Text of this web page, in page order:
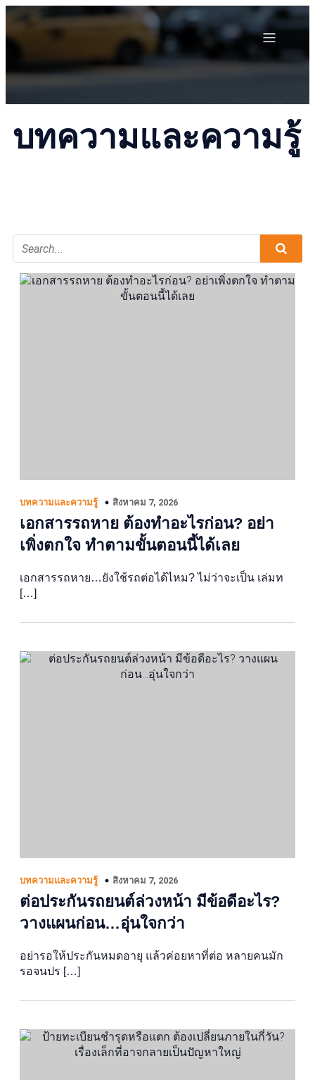
บทความและความรู้
บทความและความรู้ สิงหาคม 7, 2026
เอกสารรถหาย ต้องทำอะไรก่อน? อย่า
เพิ่งตกใจ ทำตามขั้นตอนนี้ได้เลย
เอกสารรถหาย…ยังใช้รถต่อได้ไหม? ไม่ว่าจะเป็น เล่มท
[…]
บทความและความรู้ สิงหาคม 7, 2026
ต่อประกันรถยนต์ล่วงหน้า มีข้อดีอะไร?
วางแผนก่อน…อุ่นใจกว่า
อย่ารอให้ประกันหมดอายุ แล้วค่อยหาที่ต่อ หลายคนมัก
รอจนปร […]